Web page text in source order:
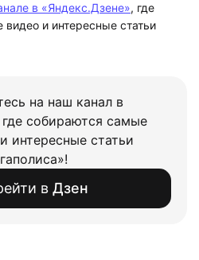
в «Яндекс.Дзене», где
и интересные статьи
на наш канал в
собираются самые
интересные статьи
в Дзен